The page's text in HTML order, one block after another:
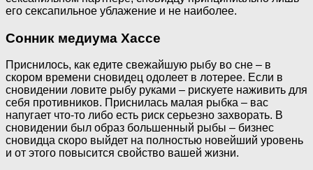
его сексапильное ублажение и не наиболее.
Сонник медиума Хассе
Приснилось, как едите свежайшую рыбу во сне – в
скором времени сновидец одолеет в лотерее. Если в
сновидении ловите рыбу руками – рискуете наживить для
себя противников. Приснилась малая рыбка – вас
напугает что-то либо есть риск серьезно захворать. В
сновидении был образ большенный рыбы – бизнес
сновидца скоро выйдет на полностью новейший уровень
и от этого повысится свойство вашей жизни.